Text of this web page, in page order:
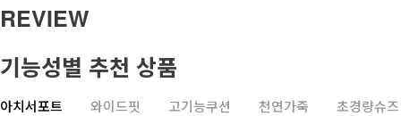
REVIEW
기능성별 추천 상품
아치서포트 와이드핏 고기능쿠션 천연가죽 초경량슈즈